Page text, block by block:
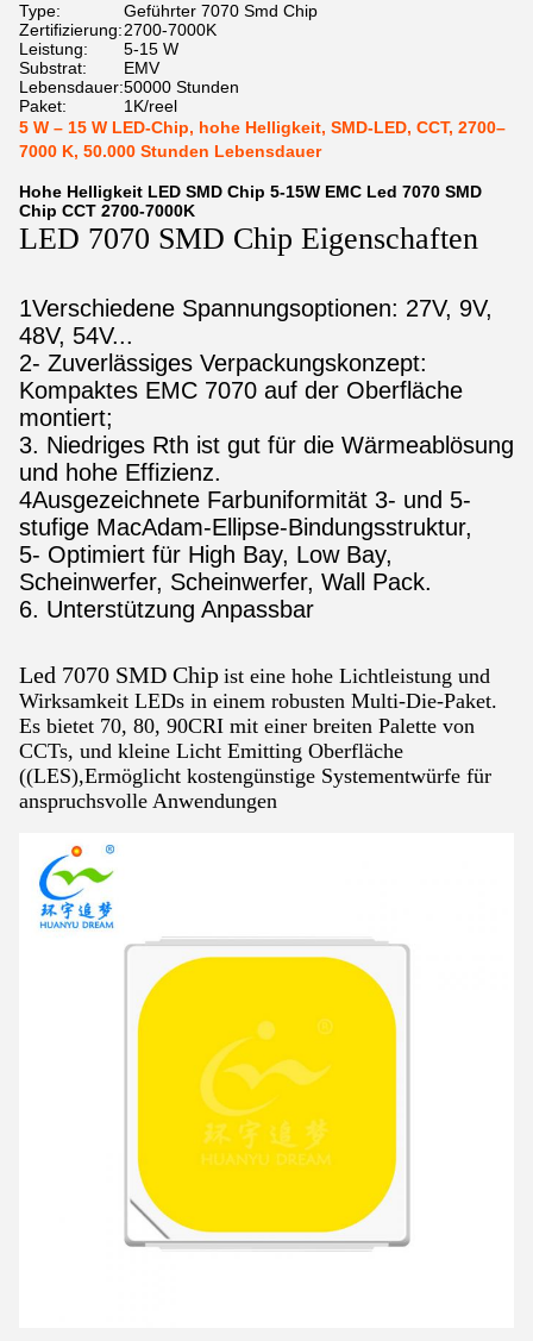
Type:
Geführter 7070 Smd Chip
Zertifizierung:2700-7000K
Leistung:
5-15 W
Substrat:
EMV
Lebensdauer:50000 Stunden
Paket:
1K/reel
5 W – 15 W LED-Chip, hohe Helligkeit, SMD-LED, CCT, 2700–
7000 K, 50.000 Stunden Lebensdauer
Hohe Helligkeit LED SMD Chip 5-15W EMC Led 7070 SMD
Chip CCT 2700-7000K
LED 7070 SMD Chip Eigenschaften
1Verschiedene Spannungsoptionen: 27V, 9V,
48V, 54V...
2- Zuverlässiges Verpackungskonzept:
Kompaktes EMC 7070 auf der Oberfläche
montiert;
3. Niedriges Rth ist gut für die Wärmeablösung
und hohe Effizienz.
4Ausgezeichnete Farbuniformität 3- und 5-
stufige MacAdam-Ellipse-Bindungsstruktur,
5- Optimiert für High Bay, Low Bay,
Scheinwerfer, Scheinwerfer, Wall Pack.
6. Unterstützung Anpassbar
Led 7070 SMD Chip ist eine hohe Lichtleistung und
Wirksamkeit LEDs in einem robusten Multi-Die-Paket.
Es bietet 70, 80, 90CRI mit einer breiten Palette von
CCTs, und kleine Licht Emitting Oberfläche
((LES),Ermöglicht kostengünstige Systementwürfe für
anspruchsvolle Anwendungen